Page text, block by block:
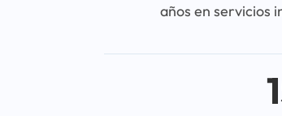
años en servicios